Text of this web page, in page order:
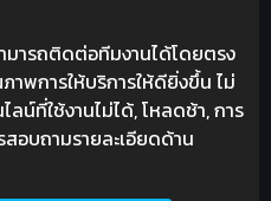
ามารถติดต่อทีมงานได้โดยตรง
พการให้บริการให้ดียิ่งขึ้น ไม่
น์ที่ใช้งานไม่ได้, โหลดช้า, การ
สอบถามรายละเอียดด้าน